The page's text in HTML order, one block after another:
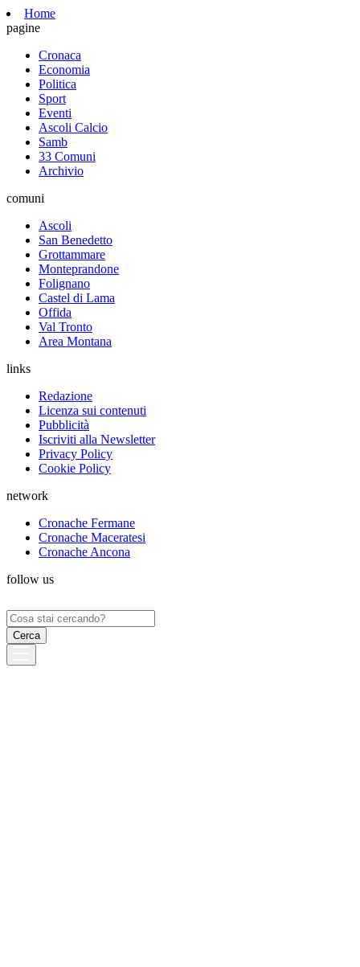
Home
pagine
Cronaca
Economia
Politica
Sport
Eventi
Ascoli Calcio
Samb
33 Comuni
Archivio
comuni
Ascoli
San Benedetto
Grottammare
Monteprandone
Folignano
Castel di Lama
Offida
Val Tronto
Area Montana
links
Redazione
Licenza sui contenuti
Pubblicità
Iscriviti alla Newsletter
Privacy Policy
Cookie Policy
network
Cronache Fermane
Cronache Maceratesi
Cronache Ancona
follow us
Ricerca
per: